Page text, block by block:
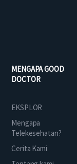
MENGAPA GOOD
DOCTOR
EKSPLOR
Mengapa
Telekesehatan?
Cerita Kami